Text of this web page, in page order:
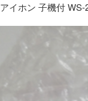
アイホン 子機付